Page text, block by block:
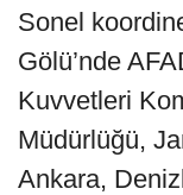
Sonel
Gölü’nde
Kuvvetleri
Müdürlüğü,
Ankara,